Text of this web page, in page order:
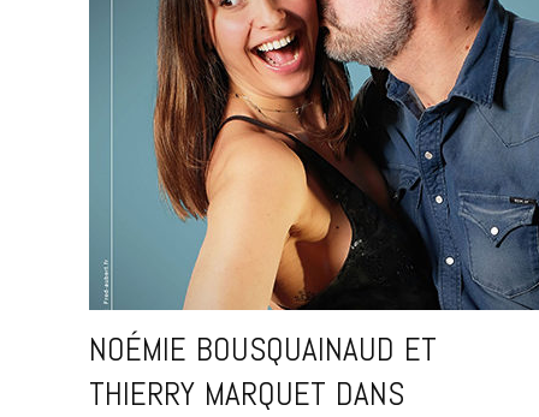
NOÉMIE BOUSQUAINAUD ET
THIERRY MARQUET DANS